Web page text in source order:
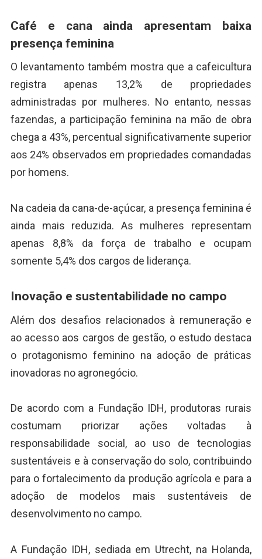
Café e cana ainda apresentam baixa
presença feminina
O levantamento também mostra que a cafeicultura
registra apenas 13,2% de propriedades
administradas por mulheres. No entanto, nessas
fazendas, a participação feminina na mão de obra
chega a 43%, percentual significativamente superior
aos 24% observados em propriedades comandadas
por homens.
Na cadeia da cana-de-açúcar, a presença feminina é
ainda mais reduzida. As mulheres representam
apenas 8,8% da força de trabalho e ocupam
somente 5,4% dos cargos de liderança.
Inovação e sustentabilidade no campo
Além dos desafios relacionados à remuneração e
ao acesso aos cargos de gestão, o estudo destaca
o protagonismo feminino na adoção de práticas
inovadoras no agronegócio.
De acordo com a Fundação IDH, produtoras rurais
costumam priorizar ações voltadas à
responsabilidade social, ao uso de tecnologias
sustentáveis e à conservação do solo, contribuindo
para o fortalecimento da produção agrícola e para a
adoção de modelos mais sustentáveis de
desenvolvimento no campo.
A Fundação IDH, sediada em Utrecht, na Holanda,